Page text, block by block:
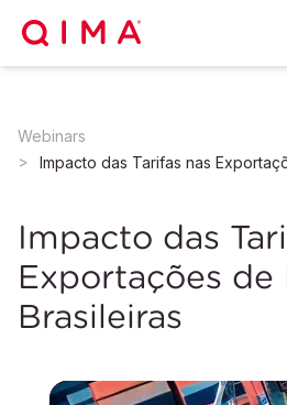
Webinars
Impacto das
Exportações de
Brasileiras